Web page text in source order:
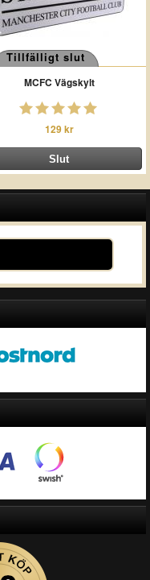
Tillfälligt slut
MCFC Vägskylt
129 kr